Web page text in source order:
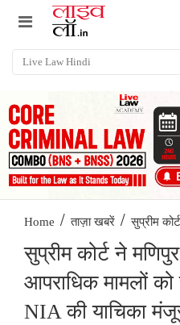
Home / ताज़ा खबरें / सुप्रीम
सुप्रीम कोर्ट ने
आपराधिक मामलों
NIA की याचिका